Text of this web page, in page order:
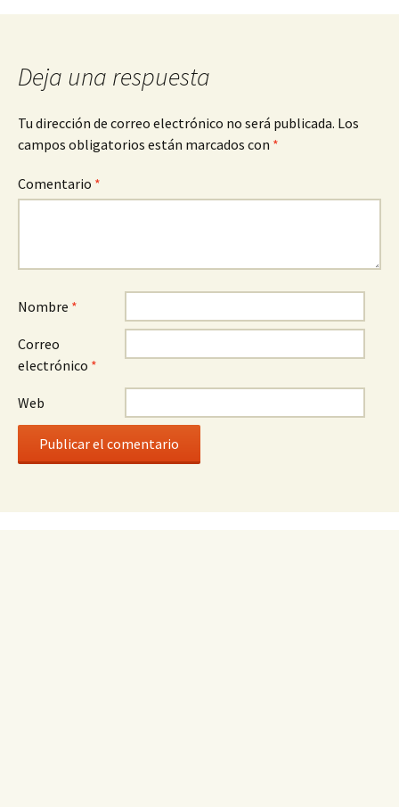
entradas
Deja una respuesta
Tu dirección de correo electrónico no será publicada. Los
campos obligatorios están marcados con *
Comentario *
Nombre *
Correo
electrónico *
Web